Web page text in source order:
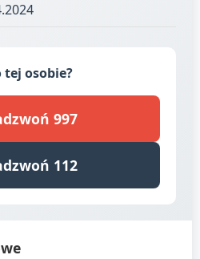
osobie?
997
112